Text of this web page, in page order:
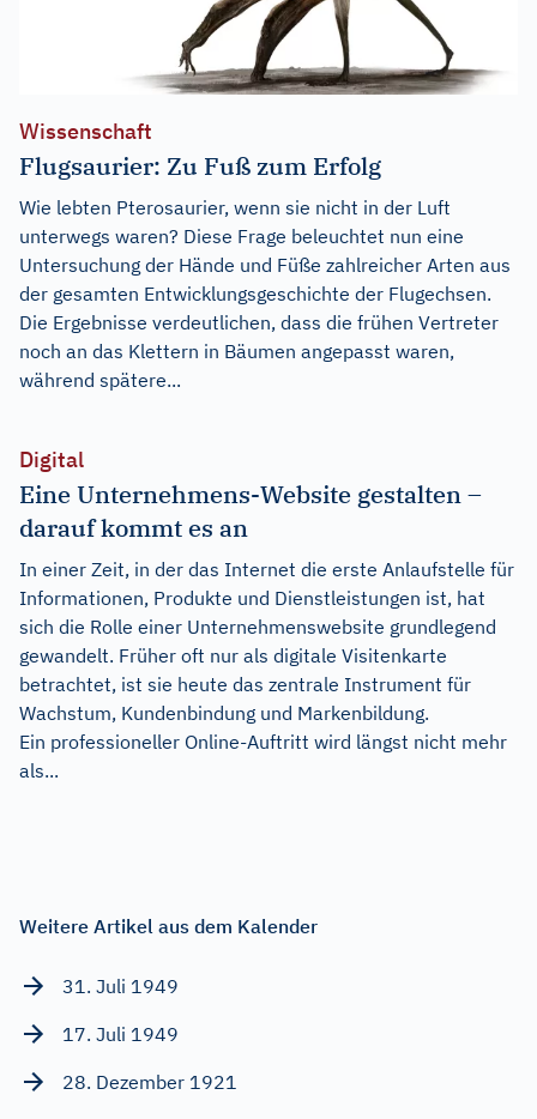
Wissenschaft
Flugsaurier: Zu Fuß zum Erfolg
Wie lebten Pterosaurier, wenn sie nicht in der Luft
unterwegs waren? Diese Frage beleuchtet nun eine
Untersuchung der Hände und Füße zahlreicher Arten aus
der gesamten Entwicklungsgeschichte der Flugechsen.
Die Ergebnisse verdeutlichen, dass die frühen Vertreter
noch an das Klettern in Bäumen angepasst waren,
während spätere...
Digital
Eine Unternehmens-Website gestalten –
darauf kommt es an
In einer Zeit, in der das Internet die erste Anlaufstelle für
Informationen, Produkte und Dienstleistungen ist, hat
sich die Rolle einer Unternehmenswebsite grundlegend
gewandelt. Früher oft nur als digitale Visitenkarte
betrachtet, ist sie heute das zentrale Instrument für
Wachstum, Kundenbindung und Markenbildung.
Ein professioneller Online-Auftritt wird längst nicht mehr
als...
Weitere Artikel aus dem Kalender
31. Juli 1949
17. Juli 1949
28. Dezember 1921